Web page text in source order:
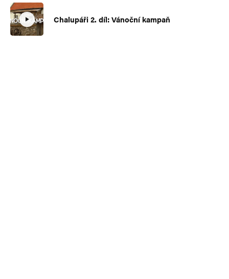
Chalupáři 2. díl: Vánoční kampaň